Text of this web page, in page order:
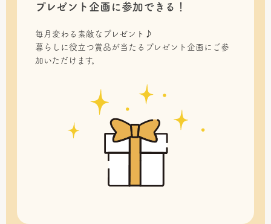
プレゼント企画に参加できる！
毎月変わる素敵なプレゼント♪
暮らしに役立つ賞品が当たるプレゼント企画にご参
加いただけます。